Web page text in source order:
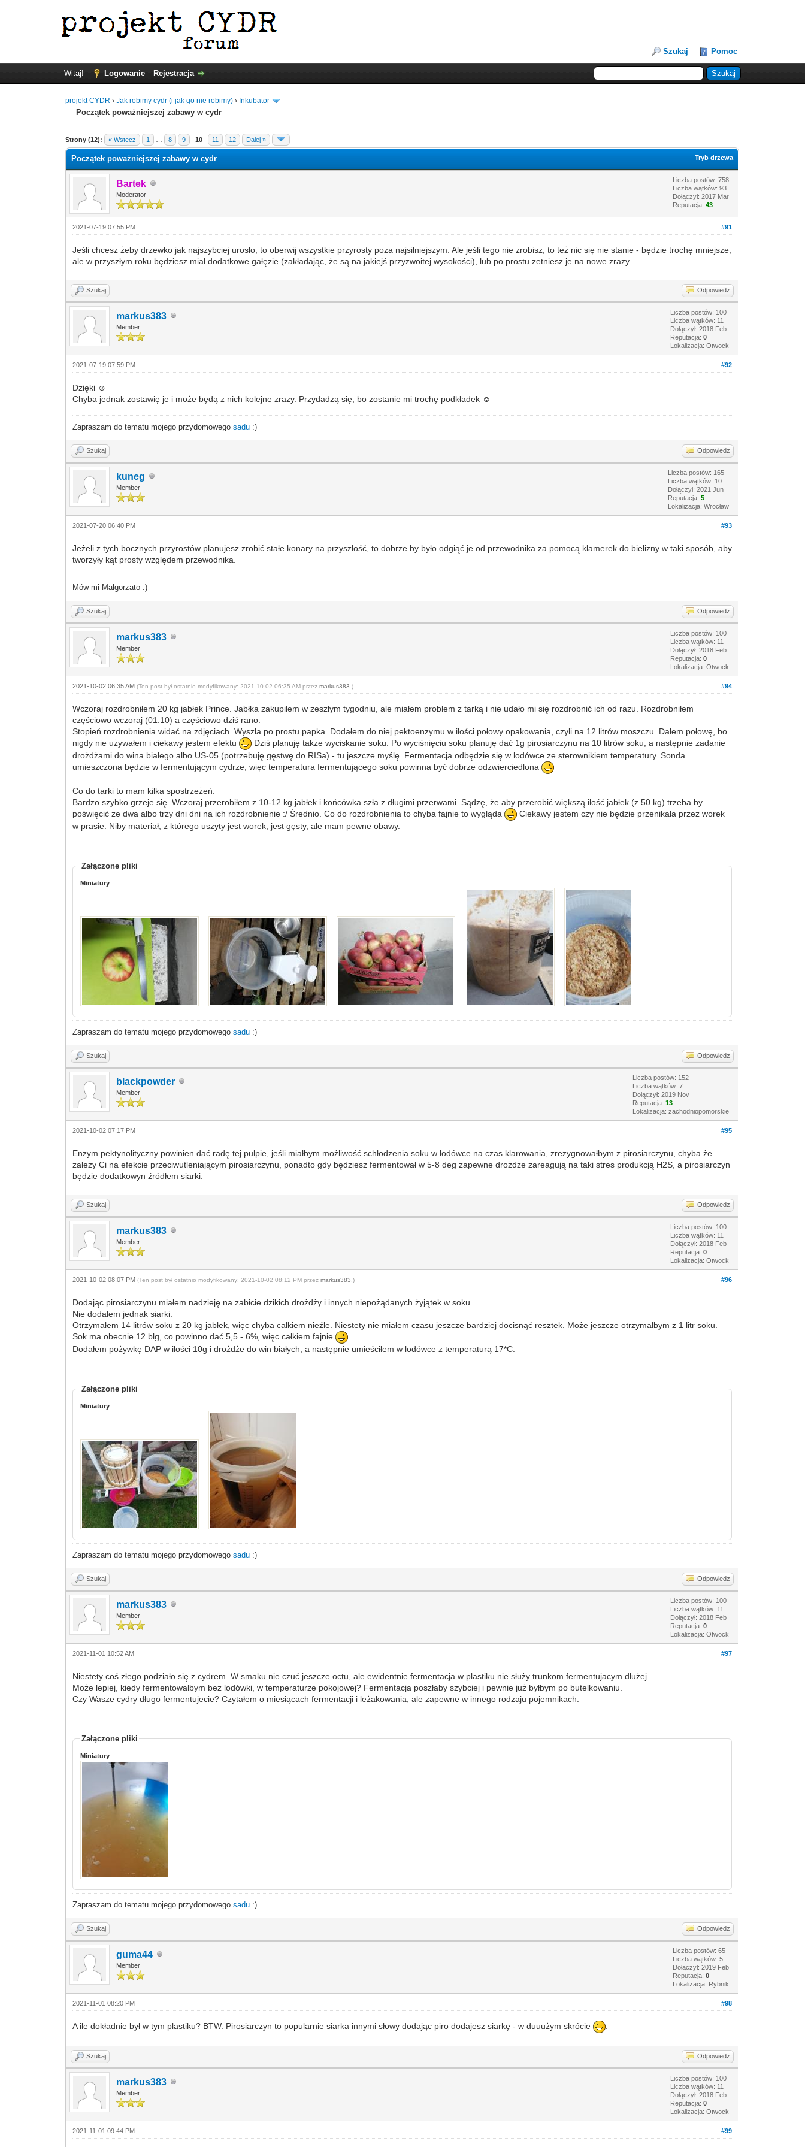
Szukaj Pomoc
Witaj! Logowanie Rejestracja
projekt CYDR ›Jak robimy cydr (i jak go nie robimy) › Inkubator
Początek poważniejszej zabawy w cydr
Strony (12): « Wstecz 1 8 9 10 11 12 Dalej »
Tryb drzewa
Początek poważniejszej zabawy w cydr
Bartek
Moderator
Liczba postów: 758
Liczba wątków: 93
Dołączył: 2017 Mar
Reputacja:43
#91
2021-07-19 07:55 PM
Jeśli chcesz żeby drzewko jak najszybciej urosło, to oberwij wszystkie przyrosty poza najsilniejszym. Ale jeśli tego nie zrobisz, to też nic się nie stanie - będzie trochę mniejsze,
ale w przyszłym roku będziesz miał dodatkowe gałęzie (zakładając, że są na jakiejś przyzwoitej wysokości), lub po prostu zetniesz je na nowe zrazy.
Szukaj Odpowiedz
markus383
Member
Liczba postów: 100
Liczba wątków: 11
Dołączył: 2018 Feb
Reputacja:0
Lokalizacja: Otwock
#92
2021-07-19 07:59 PM
Dzięki ☺️
Chyba jednak zostawię je i może będą z nich kolejne zrazy. Przydadzą się, bo zostanie mi trochę podkładek ☺️
Zapraszam do tematu mojego przydomowegosadu :)
Szukaj Odpowiedz
kuneg
Member
Liczba postów: 165
Liczba wątków: 10
Dołączył: 2021 Jun
Reputacja:5
Lokalizacja: Wrocław
#93
2021-07-20 06:40 PM
Jeżeli z tych bocznych przyrostów planujesz zrobić stałe konary na przyszłość, to dobrze by było odgiąć je od przewodnika za pomocą klamerek do bielizny w taki sposób, aby
tworzyły kąt prosty względem przewodnika.
Mów mi Małgorzato :)
Szukaj Odpowiedz
markus383
Member
Liczba postów: 100
Liczba wątków: 11
Dołączył: 2018 Feb
Reputacja:0
Lokalizacja: Otwock
#94
2021-10-02 06:35 AM(Ten post był ostatnio modyfikowany: 2021-10-02 06:35 AM przezmarkus383 .)
Wczoraj rozdrobniłem 20 kg jabłek Prince. Jabłka zakupiłem w zeszłym tygodniu, ale miałem problem z tarką i nie udało mi się rozdrobnić ich od razu. Rozdrobniłem
częściowo wczoraj (01.10) a częściowo dziś rano.
Stopień rozdrobnienia widać na zdjęciach. Wyszła po prostu papka. Dodałem do niej pektoenzymu w ilości połowy opakowania, czyli na 12 litrów moszczu. Dałem połowę, bo
nigdy nie używałem i ciekawy jestem efektu
Dziś planuję także wyciskanie soku. Po wyciśnięciu soku planuję dać 1g pirosiarczynu na 10 litrów soku, a następnie zadanie
drożdżami do wina białego albo US-05 (potrzebuję gęstwę do RISa) - tu jeszcze myślę. Fermentacja odbędzie się w lodówce ze sterownikiem temperatury. Sonda
umieszczona będzie w fermentującym cydrze, więc temperatura fermentującego soku powinna być dobrze odzwierciedlona
Co do tarki to mam kilka spostrzeżeń.
Bardzo szybko grzeje się. Wczoraj przerobiłem z 10-12 kg jabłek i końcówka szła z długimi przerwami. Sądzę, że aby przerobić większą ilość jabłek (z 50 kg) trzeba by
poświęcić ze dwa albo trzy dni dni na ich rozdrobnienie :/ Średnio. Co do rozdrobnienia to chyba fajnie to wygląda
Ciekawy jestem czy nie będzie przenikała przez worek
w prasie. Niby materiał, z którego uszyty jest worek, jest gęsty, ale mam pewne obawy.
Załączone pliki
Miniatury
Zapraszam do tematu mojego przydomowegosadu :)
Szukaj Odpowiedz
blackpowder
Member
Liczba postów: 152
Liczba wątków: 7
Dołączył: 2019 Nov
Reputacja:13
Lokalizacja: zachodniopomorskie
#95
2021-10-02 07:17 PM
Enzym pektynolityczny powinien dać radę tej pulpie, jeśli miałbym możliwość schłodzenia soku w lodówce na czas klarowania, zrezygnowałbym z pirosiarczynu, chyba że
zależy Ci na efekcie przeciwutleniającym pirosiarczynu, ponadto gdy będziesz fermentował w 5-8 deg zapewne drożdże zareagują na taki stres produkcją H2S, a pirosiarczyn
będzie dodatkowyn źródłem siarki.
Szukaj Odpowiedz
markus383
Member
Liczba postów: 100
Liczba wątków: 11
Dołączył: 2018 Feb
Reputacja:0
Lokalizacja: Otwock
#96
2021-10-02 08:07 PM(Ten post był ostatnio modyfikowany: 2021-10-02 08:12 PM przezmarkus383 .)
Dodając pirosiarczynu miałem nadzieję na zabicie dzikich drożdży i innych niepożądanych żyjątek w soku.
Nie dodałem jednak siarki.
Otrzymałem 14 litrów soku z 20 kg jabłek, więc chyba całkiem nieźle. Niestety nie miałem czasu jeszcze bardziej docisnąć resztek. Może jeszcze otrzymałbym z 1 litr soku.
Sok ma obecnie 12 blg, co powinno dać 5,5 - 6%, więc całkiem fajnie
Dodałem pożywkę DAP w ilości 10g i drożdże do win białych, a następnie umieściłem w lodówce z temperaturą 17*C.
Załączone pliki
Miniatury
Zapraszam do tematu mojego przydomowegosadu :)
Szukaj Odpowiedz
markus383
Member
Liczba postów: 100
Liczba wątków: 11
Dołączył: 2018 Feb
Reputacja:0
Lokalizacja: Otwock
#97
2021-11-01 10:52 AM
Niestety coś złego podziało się z cydrem. W smaku nie czuć jeszcze octu, ale ewidentnie fermentacja w plastiku nie służy trunkom fermentujacym dłużej.
Może lepiej, kiedy fermentowalbym bez lodówki, w temperaturze pokojowej? Fermentacja poszłaby szybciej i pewnie już byłbym po butelkowaniu.
Czy Wasze cydry długo fermentujecie? Czytałem o miesiącach fermentacji i leżakowania, ale zapewne w innego rodzaju pojemnikach.
Załączone pliki
Miniatury
Zapraszam do tematu mojego przydomowegosadu :)
Szukaj Odpowiedz
guma44
Member
Liczba postów: 65
Liczba wątków: 5
Dołączył: 2019 Feb
Reputacja:0
Lokalizacja: Rybnik
#98
2021-11-01 08:20 PM
A ile dokładnie był w tym plastiku? BTW. Pirosiarczyn to popularnie siarka innymi słowy dodając piro dodajesz siarkę - w duuużym skrócie
Szukaj Odpowiedz
markus383
Member
Liczba postów: 100
Liczba wątków: 11
Dołączył: 2018 Feb
Reputacja:0
Lokalizacja: Otwock
#99
2021-11-01 09:44 PM